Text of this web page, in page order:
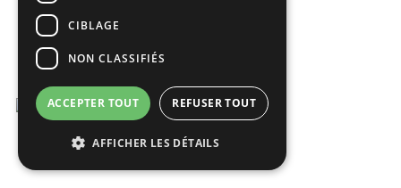
CIBLAGE
NON CLASSIFIÉS
ACCEPTER TOUT REFUSER TOUT
AFFICHER LES DÉTAILS